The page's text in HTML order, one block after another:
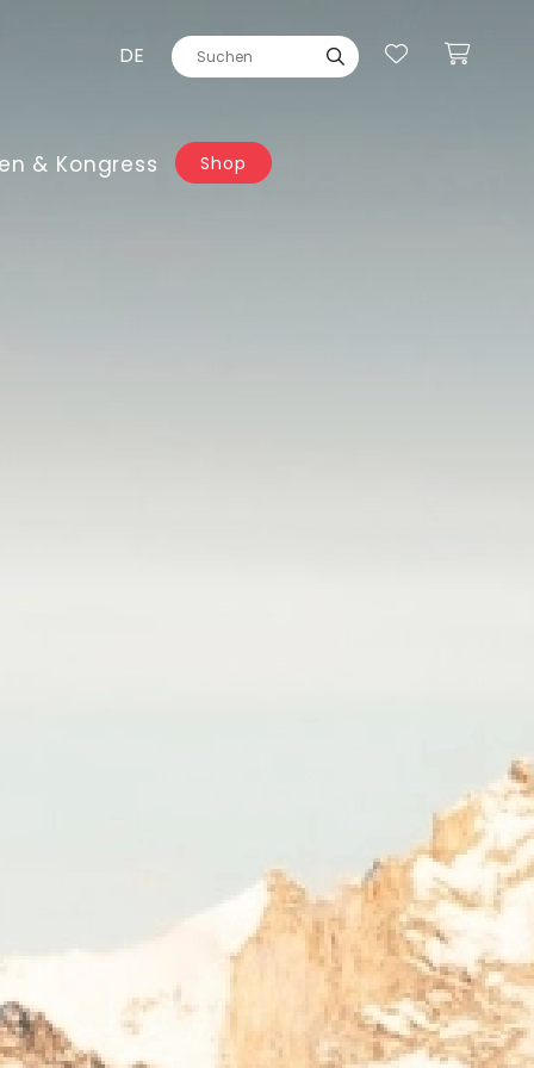
DE
& Kongress Shop